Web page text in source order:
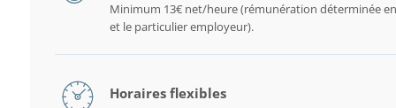
Minimum 13€ net/heure (rémunération déterminée
et le particulier employeur).
Horaires flexibles